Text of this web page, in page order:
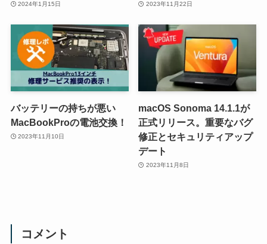
2024年1月15日 2023年11月22日
バッテリーの持ちが悪い
MacBookProの電池交換！
2023年11月10日
macOS Sonoma 14.1.1が
正式リリース。重要なバグ
修正とセキュリティアップ
デート
2023年11月8日
コメント